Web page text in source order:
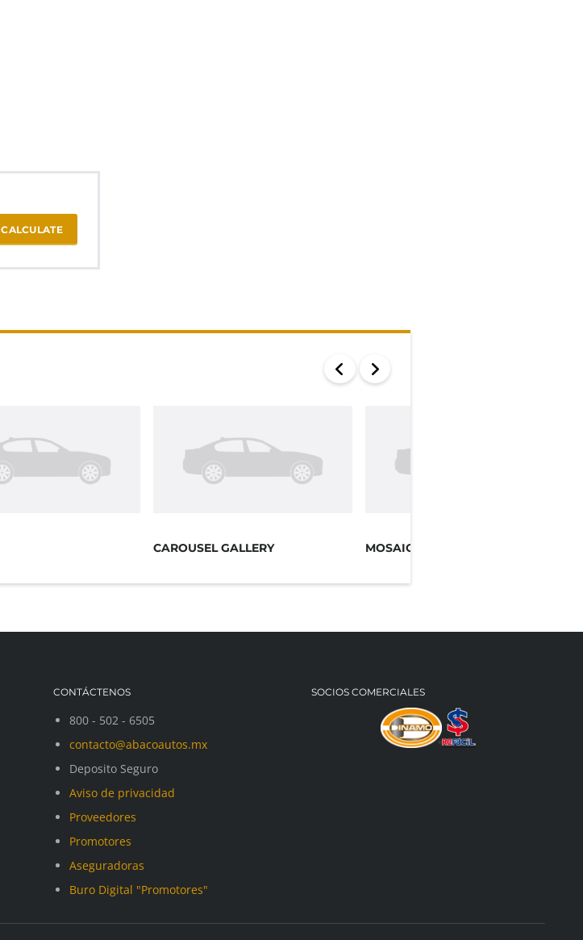
CALCULATE
CAROUSEL GALLERY MOSAIC GALLERY
CONTÁCTENOS
800 - 502 - 6505
contacto@abacoautos.mx
Deposito Seguro
Aviso de privacidad
Proveedores
Promotores
Aseguradoras
Buro Digital "Promotores"
SOCIOS COMERCIALES